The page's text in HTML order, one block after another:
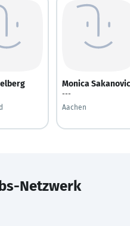
Monica Sakanovic
---
Aachen
Netzwerk